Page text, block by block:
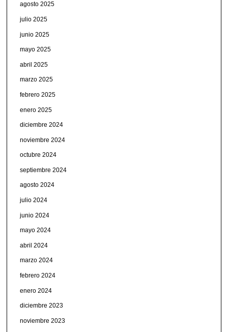
agosto 2025
julio 2025
junio 2025
mayo 2025
abril 2025
marzo 2025
febrero 2025
enero 2025
diciembre 2024
noviembre 2024
octubre 2024
septiembre 2024
agosto 2024
julio 2024
junio 2024
mayo 2024
abril 2024
marzo 2024
febrero 2024
enero 2024
diciembre 2023
noviembre 2023